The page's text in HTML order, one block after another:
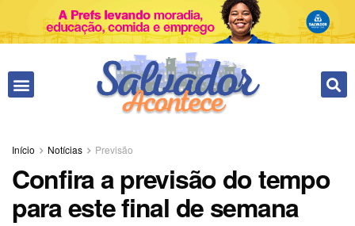
Início Notícias Previsão
Confira a previsão do tempo
para este final de semana